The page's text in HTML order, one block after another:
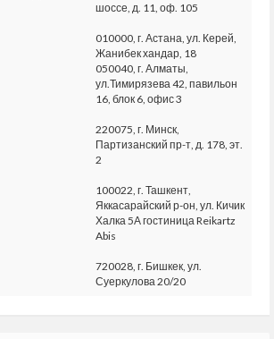
шоссе, д. 11, оф. 105
010000, г. Астана, ул. Керей,
Жанибек хандар, 18
050040, г. Алматы,
ул.Тимирязева 42, павильон
16, блок 6, офис 3
220075, г. Минск,
Партизанский пр-т, д. 178, эт.
2
100022, г. Ташкент,
Яккасарайский р-он, ул. Кичик
Халка 5А гостиница Reikartz
Abis
720028, г. Бишкек, ул.
Суеркулова 20/20